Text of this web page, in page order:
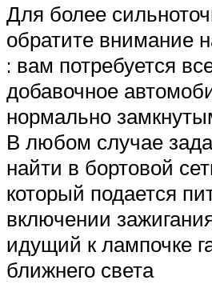
Для более
обратите внимание
: вам потребуется
добавочное
нормально
В любом случае
найти в бортовой
который подается
включении
идущий к лампочке
ближнего света